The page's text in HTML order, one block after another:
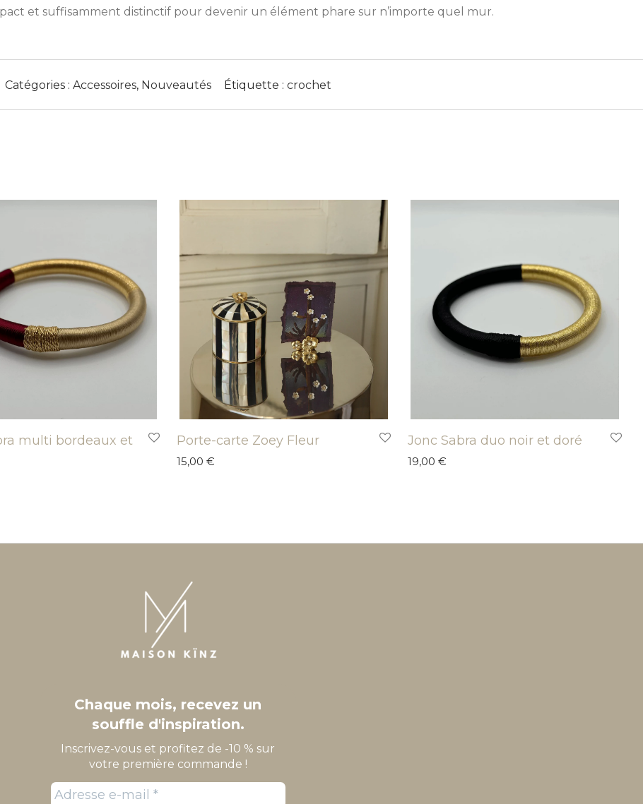
et suffisamment distinctif pour devenir un élément phare sur n’importe quel mur.
Catégories : Accessoires, Nouveautés Étiquette : crochet
multi bordeaux et
Porte-carte Zoey Fleur
15,00 €
Jonc Sabra duo noir et doré
19,00 €
Chaque mois, recevez un
souffle d'inspiration.
Inscrivez-vous et profitez de -10 % sur
votre première commande !